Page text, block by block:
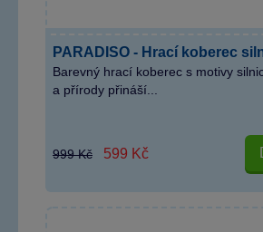
PARADISO - Hrací koberec
Barevný hrací koberec s motivy
a přírody přináší...
999 Kč
599 Kč